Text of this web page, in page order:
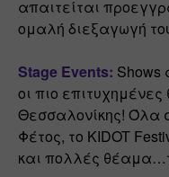
απαιτείται
ομαλή διεξαγωγή
Stage Events: Shows
οι πιο
Θεσσαλονίκης! Όλα
Φέτος, το KIDOT
και πολλές